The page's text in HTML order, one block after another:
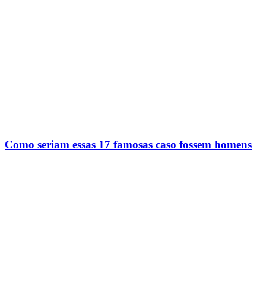
Como seriam essas 17 famosas caso fossem homens